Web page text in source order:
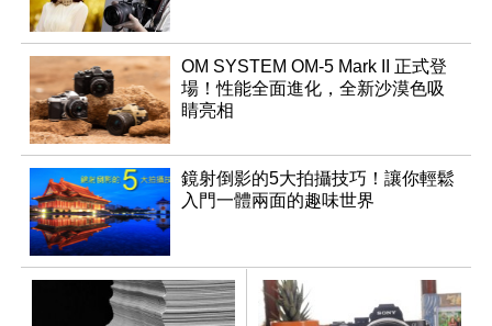
OM SYSTEM OM-5 Mark II 正式登
場！性能全面進化，全新沙漠色吸
睛亮相
鏡射倒影的5大拍攝技巧！讓你輕鬆
入門一體兩面的趣味世界